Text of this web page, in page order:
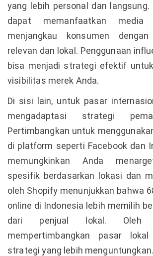
yang lebih personal dan langsung.
dapat memanfaatkan
menjangkau konsumen
relevan dan lokal. Penggunaan
bisa menjadi strategi efektif
visibilitas merek Anda.
Di sisi lain, untuk pasar
mengadaptasi strategi
Pertimbangkan untuk
di platform seperti Facebook dan
memungkinkan Anda
spesifik berdasarkan lokasi dan
oleh Shopify menunjukkan bahwa
online di Indonesia lebih memilih
dari penjual lokal. Oleh
mempertimbangkan pasar
strategi yang lebih menguntungkan.